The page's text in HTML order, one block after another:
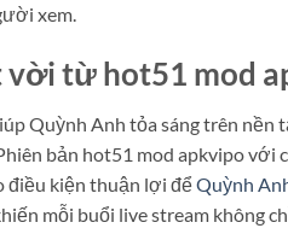
xem.
từ hot51 mod
Quỳnh Anh tỏa sáng trên nền
bản hot51 mod apkvipo
điều kiện thuận lợi đểQuỳnh
mỗi buổi live stream không